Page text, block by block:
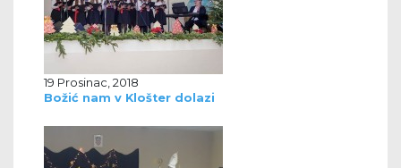
19 Prosinac, 2018
Božić nam v Klošter dolazi